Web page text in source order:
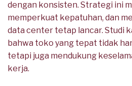
dengan konsisten. Strategi ini
memperkuat kepatuhan, dan
data center tetap lancar. Studi
bahwa toko yang tepat tidak
tetapi juga mendukung
kerja.